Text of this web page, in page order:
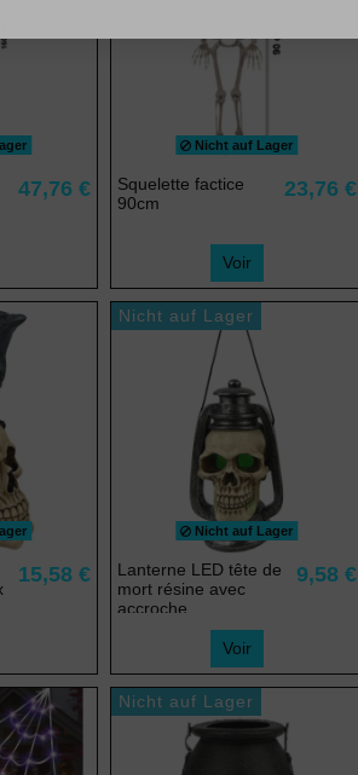
47,76 €
Nicht auf Lager
Squelette factice
90cm
23,76 €
Voir
15,58 €
Nicht auf Lager
Nicht auf Lager
Lanterne LED tête de
mort résine avec
accroche
9,58 €
Voir
Nicht auf Lager